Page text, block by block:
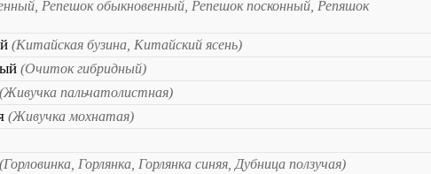
Репешок обыкновенный, Репешок посконный, Репяшок
(Китайская бузина, Китайский ясень)
(Очиток гибридный)
(Живучка пальчатолистная)
(Живучка мохнатая)
(Горловинка, Горлянка, Горлянка синяя, Дубница ползучая)